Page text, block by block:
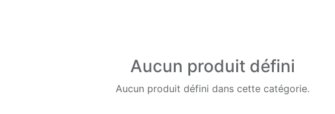
Aucun produit défini
Aucun produit défini dans cette catégorie.